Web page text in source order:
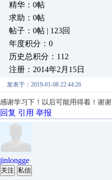
精华：0帖
求助：0帖
帖子：0帖 | 123回
年度积分：0
历史总积分：112
注册：2014年2月15日
发表于：2019-01-08 22:44:26
感谢学习下！以后可能用得着！谢谢
回复 引用 举报
jinlongge
关注 私信